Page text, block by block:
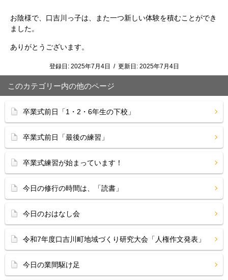
お陰様で、口吉川っ子は、また一つ新しい体験を積むことができ
ました。
ありがとうございます。
登録日: 2025年7月4日 / 更新日: 2025年7月4日
このカテゴリー内の他のページ
卒業式前日「1・2・6年生の下校」
卒業式前日「最後の練習」
卒業式練習が始まっています！
今日の修行の時間は、「読書」
今日のおはなし会
令和7年度口吉川町地域づくり研究大会「人権作文発表」
今日の業間駆け足